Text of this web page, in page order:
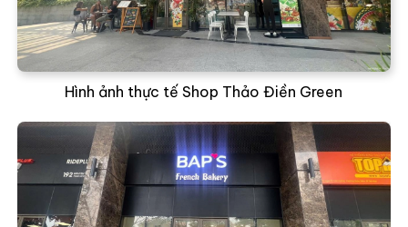
Hình ảnh thực tế Shop Thảo Điền Green